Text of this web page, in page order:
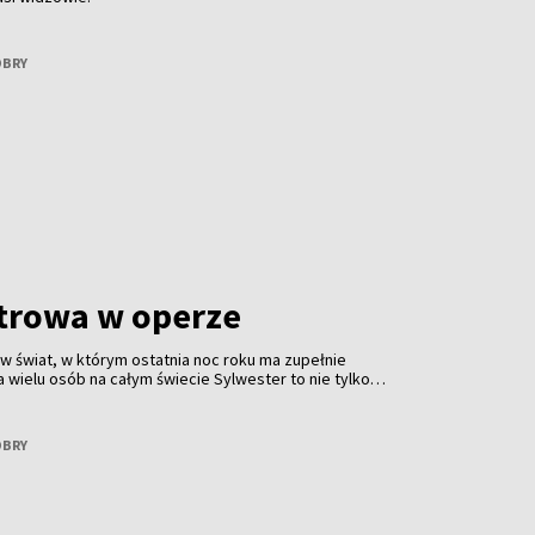
w operze
świat, w którym ostatnia noc roku ma zupełnie
wielu osób na całym świecie Sylwester to nie tylko
która operę zna nie tylko z widowni, ale przede